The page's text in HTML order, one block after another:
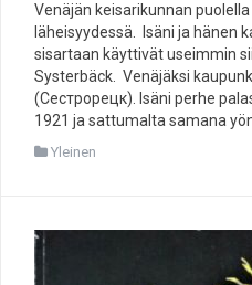
Venäjän keisarikunnan
läheisyydessä. Isäni ja hänen
sisartaan käyttivät useimmin
Systerbäck. Venäjäksi
(Сестрорецк). Isäni perhe
1921 ja sattumalta samana
Yleinen